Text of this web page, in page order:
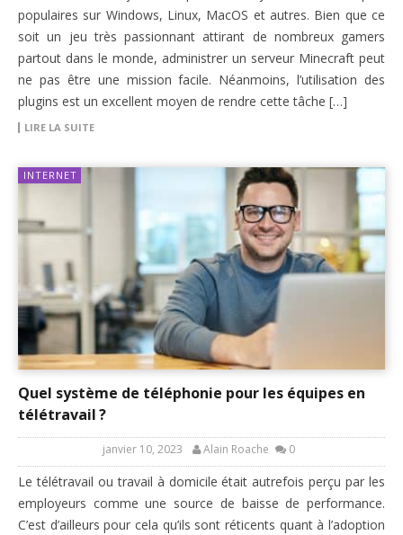
populaires sur Windows, Linux, MacOS et autres. Bien que ce
soit un jeu très passionnant attirant de nombreux gamers
partout dans le monde, administrer un serveur Minecraft peut
ne pas être une mission facile. Néanmoins, l’utilisation des
plugins est un excellent moyen de rendre cette tâche […]
LIRE LA SUITE
INTERNET
Quel système de téléphonie pour les équipes en
télétravail ?
janvier 10, 2023 Alain Roache 0
Le télétravail ou travail à domicile était autrefois perçu par les
employeurs comme une source de baisse de performance.
C’est d’ailleurs pour cela qu’ils sont réticents quant à l’adoption